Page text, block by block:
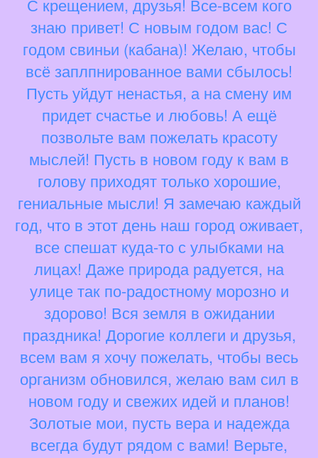
знаю привет! С новым годом вас! С
годом свиньи (кабана)! Желаю, чтобы
всё заплпнированное вами сбылось!
Пусть уйдут ненастья, а на смену им
придет счастье и любовь! А ещё
позвольте вам пожелать красоту
мыслей! Пусть в новом году к вам в
голову приходят только хорошие,
гениальные мысли! Я замечаю каждый
год, что в этот день наш город оживает,
все спешат куда-то с улыбками на
лицах! Даже природа радуется, на
улице так по-радостному морозно и
здорово! Вся земля в ожидании
праздника! Дорогие коллеги и друзья,
всем вам я хочу пожелать, чтобы весь
организм обновился, желаю вам сил в
новом году и свежих идей и планов!
Золотые мои, пусть вера и надежда
всегда будут рядом с вами! Верьте,